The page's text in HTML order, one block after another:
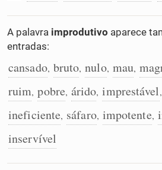
Cata-letras
Caça-palavras
A palavra improdutivo aparece
entradas:
cansado, bruto, nulo, mau,
ruim, pobre, árido, imprestável,
ineficiente, sáfaro, impotente,
inservível